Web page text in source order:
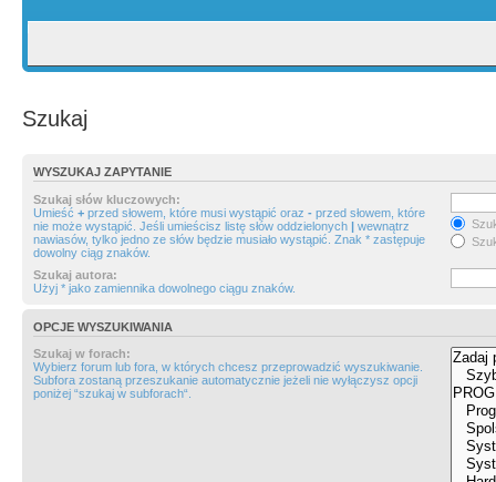
Szukaj
WYSZUKAJ ZAPYTANIE
Szukaj słów kluczowych:
Umieść + przed słowem, które musi wystąpić oraz - przed słowem, które
nie może wystąpić. Jeśli umieścisz listę słów oddzielonych | wewnątrz
nawiasów, tylko jedno ze słów będzie musiało wystąpić. Znak * zastępuje
dowolny ciąg znaków.
Szukaj autora:
Użyj * jako zamiennika dowolnego ciągu znaków.
OPCJE WYSZUKIWANIA
Szukaj w forach:
Wybierz forum lub fora, w których chcesz przeprowadzić wyszukiwanie.
Subfora zostaną przeszukanie automatycznie jeżeli nie wyłączysz opcji
poniżej “szukaj w subforach“.